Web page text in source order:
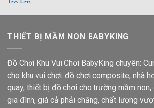
THIẾT BỊ MẦM NON BABYKING
Đồ Chơi Khu Vui Chơi BabyKing chuyên:
cho khu vui chơi, đồ chơi composite, nhà
quay, thiết bị đồ chơi cho trường mầm
gia đình, giá cả phải chăng, chất lượng